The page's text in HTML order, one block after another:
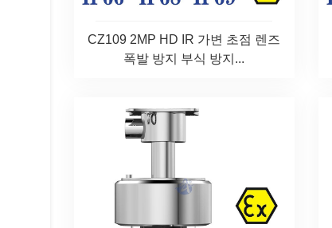
CZ109 2MP HD IR 가변 초점 렌즈
폭발 방지 부식 방지...